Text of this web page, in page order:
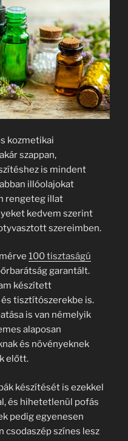
kozmetikai
szappan,
is mindent
illóolajokat
rengeteg illat
kedvem szerint
szereimben.
100 tisztaságú
garantált.
készített
tisztítószerekbe is.
is van némelyik
alaposan
és növényeknek
előtt.
készítését is ezekkel
és hihetetlenül pofás
pedig egyenesen
csodaszép színes lesz